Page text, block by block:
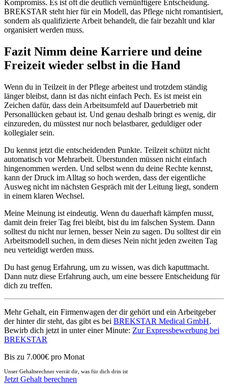
Kompromiss. Es ist oft die deutlich vernünftigere Entscheidung.
BREKSTAR steht hier für ein Modell, das Pflege nicht romantisiert,
sondern als qualifizierte Arbeit behandelt, die fair bezahlt und klar
organisiert werden muss.
Fazit Nimm deine Karriere und deine
Freizeit wieder selbst in die Hand
Wenn du in Teilzeit in der Pflege arbeitest und trotzdem ständig
länger bleibst, dann ist das nicht einfach Pech. Es ist meist ein
Zeichen dafür, dass dein Arbeitsumfeld auf Dauerbetrieb mit
Personallücken gebaut ist. Und genau deshalb bringt es wenig, dir
einzureden, du müsstest nur noch belastbarer, geduldiger oder
kollegialer sein.
Du kennst jetzt die entscheidenden Punkte. Teilzeit schützt nicht
automatisch vor Mehrarbeit. Überstunden müssen nicht einfach
hingenommen werden. Und selbst wenn du deine Rechte kennst,
kann der Druck im Alltag so hoch werden, dass der eigentliche
Ausweg nicht im nächsten Gespräch mit der Leitung liegt, sondern
in einem klaren Wechsel.
Meine Meinung ist eindeutig. Wenn du dauerhaft kämpfen musst,
damit dein freier Tag frei bleibt, bist du im falschen System. Dann
solltest du nicht nur lernen, besser Nein zu sagen. Du solltest dir ein
Arbeitsmodell suchen, in dem dieses Nein nicht jeden zweiten Tag
neu verteidigt werden muss.
Du hast genug Erfahrung, um zu wissen, was dich kaputtmacht.
Dann nutz diese Erfahrung auch, um eine bessere Entscheidung für
dich zu treffen.
Mehr Gehalt, ein Firmenwagen der dir gehört und ein Arbeitgeber
der hinter dir steht, das gibt es bei BREKSTAR Medical GmbH.
Bewirb dich jetzt in unter einer Minute: Zur Expressbewerbung bei
BREKSTAR
Bis zu 7.000€ pro Monat
Unser Gehaltsrechner verrät dir, was für dich drin ist
Jetzt Gehalt berechnen